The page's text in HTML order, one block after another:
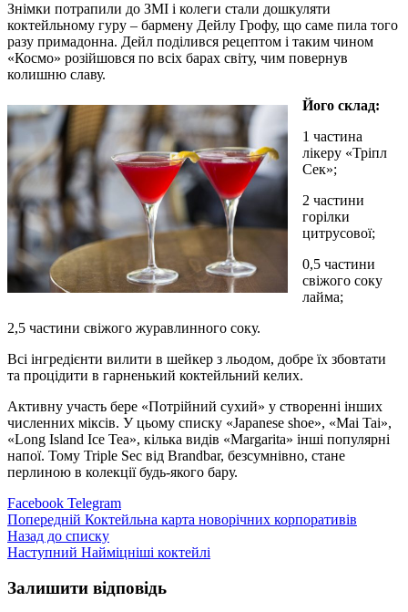
Знімки потрапили до ЗМІ і колеги стали дошкуляти
коктейльному гуру – бармену Дейлу Грофу, що саме пила того
разу примадонна. Дейл поділився рецептом і таким чином
«Космо» розійшовся по всіх барах світу, чим повернув
колишню славу.
Його склад:
1 частина
лікеру «Тріпл
Сек»;
2 частини
горілки
цитрусової;
0,5 частини
свіжого соку
лайма;
2,5 частини свіжого журавлинного соку.
Всі інгредієнти вилити в шейкер з льодом, добре їх збовтати
та процідити в гарненький коктейльний келих.
Активну участь бере «Потрійний сухий» у створенні інших
численних міксів. У цьому списку «Japanese shoe», «Mai Tai»,
«Long Island Ice Tea», кілька видів «Margarita» інші популярні
напої. Тому Triple Sec від Brandbar, безсумнівно, стане
перлиною в колекції будь-якого бару.
Facebook Telegram
Попередній Коктейльна карта новорічних корпоративів
Назад до списку
Наступний Найміцніші коктейлі
Залишити відповідь